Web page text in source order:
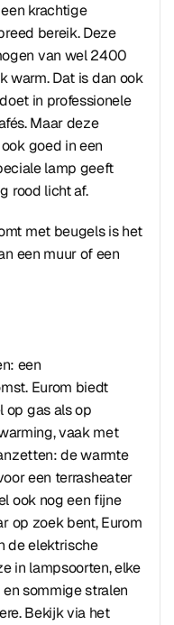
krachtige
bereik. Deze
van wel 2400
warm. Dat is dan ook
in professionele
Maar deze
goed in een
lamp geeft
rood licht af.
met beugels is het
een muur of een
een
Eurom biedt
op gas als op
vaak met
de warmte
een terrasheater
ook nog een fijne
op zoek bent, Eurom
de elektrische
in lampsoorten, elke
sommige stralen
Bekijk via het